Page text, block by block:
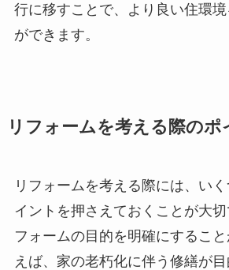
行に移すことで、より良い住環
ができます。
リフォームを考える際のポ
リフォームを考える際には、い
イントを押さえておくことが大
フォームの目的を明確にするこ
えば、家の老朽化に伴う修繕が